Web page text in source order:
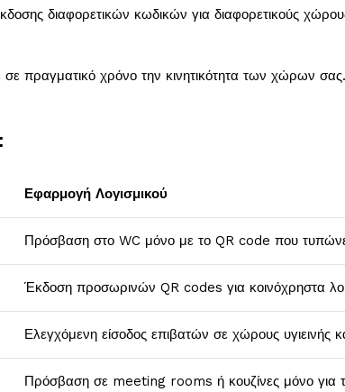
διαφορετικών κωδικών για διαφορετικούς
πραγματικό χρόνο την κινητικότητα των χώρων
Εφαρμογή Λογισμικού
Πρόσβαση στο WC μόνο με το QR code που
Έκδοση προσωρινών QR codes για κοινόχρηστα
Ελεγχόμενη είσοδος επιβατών σε χώρους υγιεινής
Πρόσβαση σε meeting rooms ή κουζίνες μόνο για